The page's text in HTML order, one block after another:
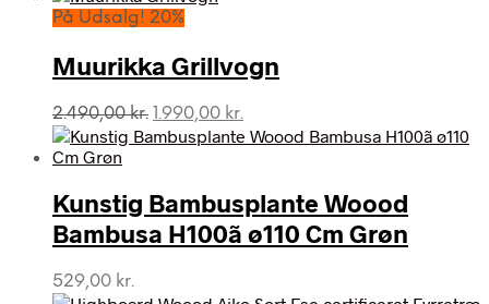
På Udsalg! 20%
Muurikka Grillvogn
2.490,00kr. Den
oprindelige
2.490,00 kr..
1.990,00 kr.
aktuelle
1.990,00 kr..
Kunstig Bambusplante Woood
Bambusa H100ã ø110 Cm Grøn
529,00 kr.